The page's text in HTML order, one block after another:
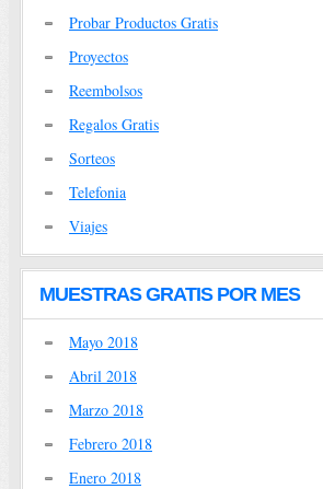
Probar Productos Gratis
Proyectos
Reembolsos
Regalos Gratis
Sorteos
Telefonia
Viajes
MUESTRAS GRATIS POR MES
Mayo 2018
Abril 2018
Marzo 2018
Febrero 2018
Enero 2018